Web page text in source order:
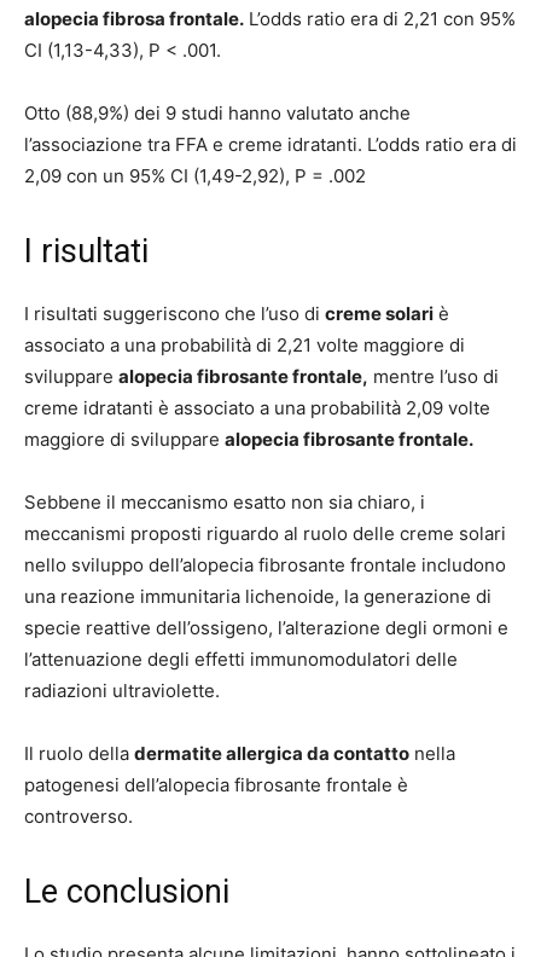
alopecia fibrosa frontale. L’odds ratio era di 2,21 con 95%
CI (1,13-4,33), P < .001.
Otto (88,9%) dei 9 studi hanno valutato anche
l’associazione tra FFA e creme idratanti. L’odds ratio era di
2,09 con un 95% CI (1,49-2,92), P = .002
I risultati
I risultati suggeriscono che l’uso di creme solari è
associato a una probabilità di 2,21 volte maggiore di
sviluppare alopecia fibrosante frontale, mentre l’uso di
creme idratanti è associato a una probabilità 2,09 volte
maggiore di sviluppare alopecia fibrosante frontale.
Sebbene il meccanismo esatto non sia chiaro, i
meccanismi proposti riguardo al ruolo delle creme solari
nello sviluppo dell’alopecia fibrosante frontale includono
una reazione immunitaria lichenoide, la generazione di
specie reattive dell’ossigeno, l’alterazione degli ormoni e
l’attenuazione degli effetti immunomodulatori delle
radiazioni ultraviolette.
Il ruolo della dermatite allergica da contatto nella
patogenesi dell’alopecia fibrosante frontale è
controverso.
Le conclusioni